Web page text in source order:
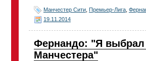
Манчестер Сити Премьер-Лига
19.11.2014
Фернандо: "Я выбрал
Манчестера"